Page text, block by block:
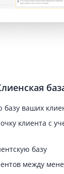
базу ваших
клиента с
базу
между